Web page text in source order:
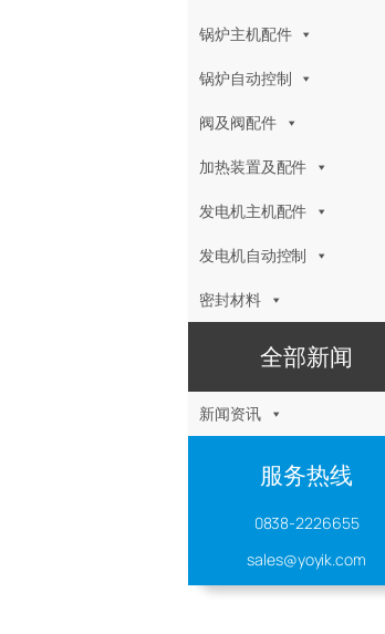
锅炉主机配件
锅炉自动控制
阀及阀配件
加热装置及配件
发电机主机配件
发电机自动控制
密封材料
全部新闻
新闻资讯
服务热线
0838-2226655
sales@yoyik.com